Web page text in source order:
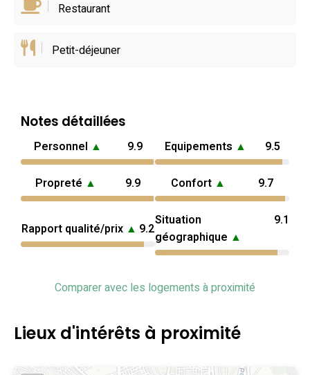
Restaurant
Petit-déjeuner
Notes détaillées
Personnel ▲ 9.9 Equipements ▲ 9.5
Propreté ▲ 9.9 Confort ▲ 9.7
Rapport qualité/prix ▲ 9.2
Situation
géographique ▲
9.1
Comparer avec les logements à proximité
Lieux d'intérêts à proximité